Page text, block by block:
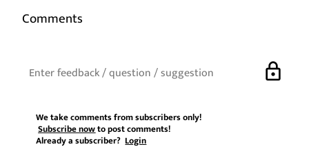
Comments
lock
We take comments from subscribers only!
Subscribe nowto post comments!
Already a subscriber?Login